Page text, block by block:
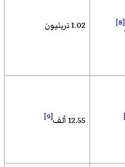
[8] 1.02 تريليون
12.55 ألف [9]